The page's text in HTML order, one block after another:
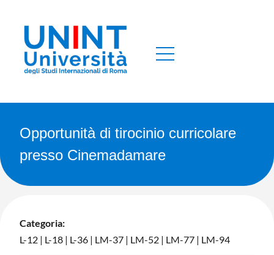
Opportunità di tirocinio curricolare
presso Cinemadamare
Categoria:
L-12 | L-18 | L-36 | LM-37 | LM-52 | LM-77 | LM-94